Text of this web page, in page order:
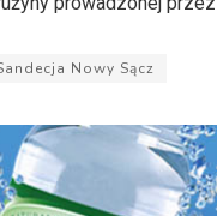
Nowy Sącz